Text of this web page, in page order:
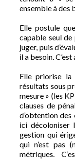
ensemble à des
Elle postule
capable seul
juger, puis
il a besoin.
Elle priorise la
résultats sous
mesure » (les
clauses de
d’obtention
ici décoloniser
gestion qui
qui n’est pas
métriques.